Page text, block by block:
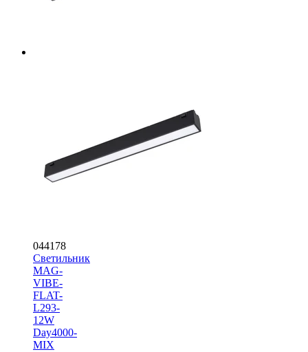
044178
Светильник
MAG-
VIBE-
FLAT-
L293-
12W
Day4000-
MIX